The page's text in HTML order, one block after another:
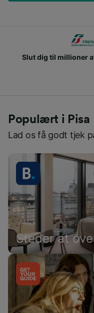
Slut dig til millioner
Populært i Pisa
Lad os få godt tjek
Steder at